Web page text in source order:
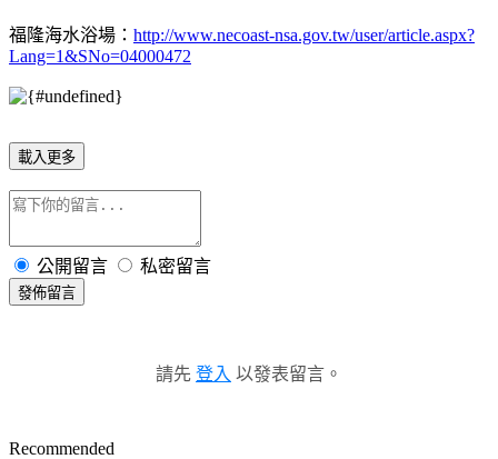
福隆海水浴場： http://www.necoast-nsa.gov.tw/user/article.aspx?
Lang=1&SNo=04000472
載入更多
公開留言 私密留言
發佈留言
請先 登入 以發表留言。
Recommended